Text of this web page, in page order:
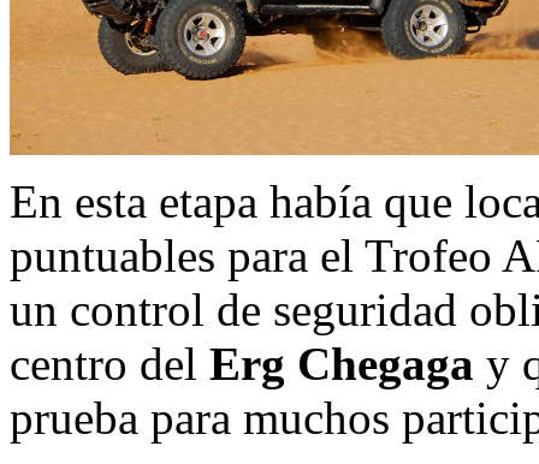
En esta etapa había que
puntuables para el Trofeo
un control de seguridad
centro del Erg Chegaga y
prueba para muchos